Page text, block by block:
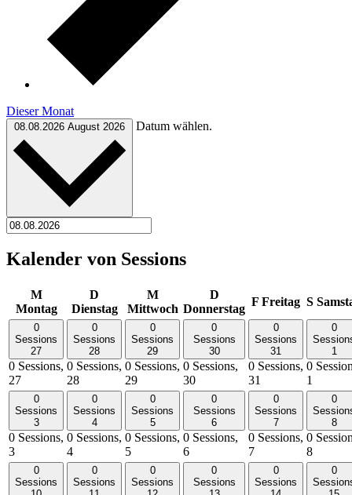
Dieser Monat
08.08.2026 August 2026 Datum wählen.
Kalender von Sessions
M
Montag
D
Dienstag
M
Mittwoch
D
Donnerstag
F Freitag S
0
Sessions
27
0 Sessions,
27
0
Sessions
28
0 Sessions,
28
0
Sessions
29
0 Sessions,
29
0
Sessions
30
0 Sessions,
30
0
Sessions
31
0 Sessions,
31
0
1
0
1
0
Sessions
3
0 Sessions,
3
0
Sessions
4
0 Sessions,
4
0
Sessions
5
0 Sessions,
5
0
Sessions
6
0 Sessions,
6
0
Sessions
7
0 Sessions,
7
0
8
0
8
0
Sessions
0
Sessions
0
Sessions
0
Sessions
0
Sessions
0